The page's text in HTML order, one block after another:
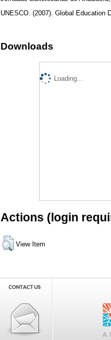
UNESCO. (2007). Global Education
Downloads
Loading...
Actions (login
View Item